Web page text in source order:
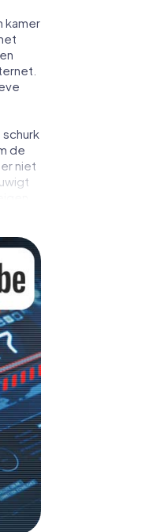
kamer
schurk
de
niet